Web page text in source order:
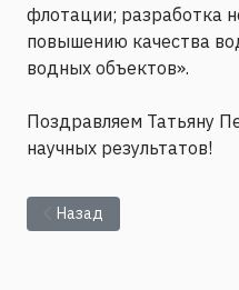
флотации; разработка
повышению качества
водных объектов».
Поздравляем Татьяну
научных результатов!
Предыдущий: Любимова
Назад